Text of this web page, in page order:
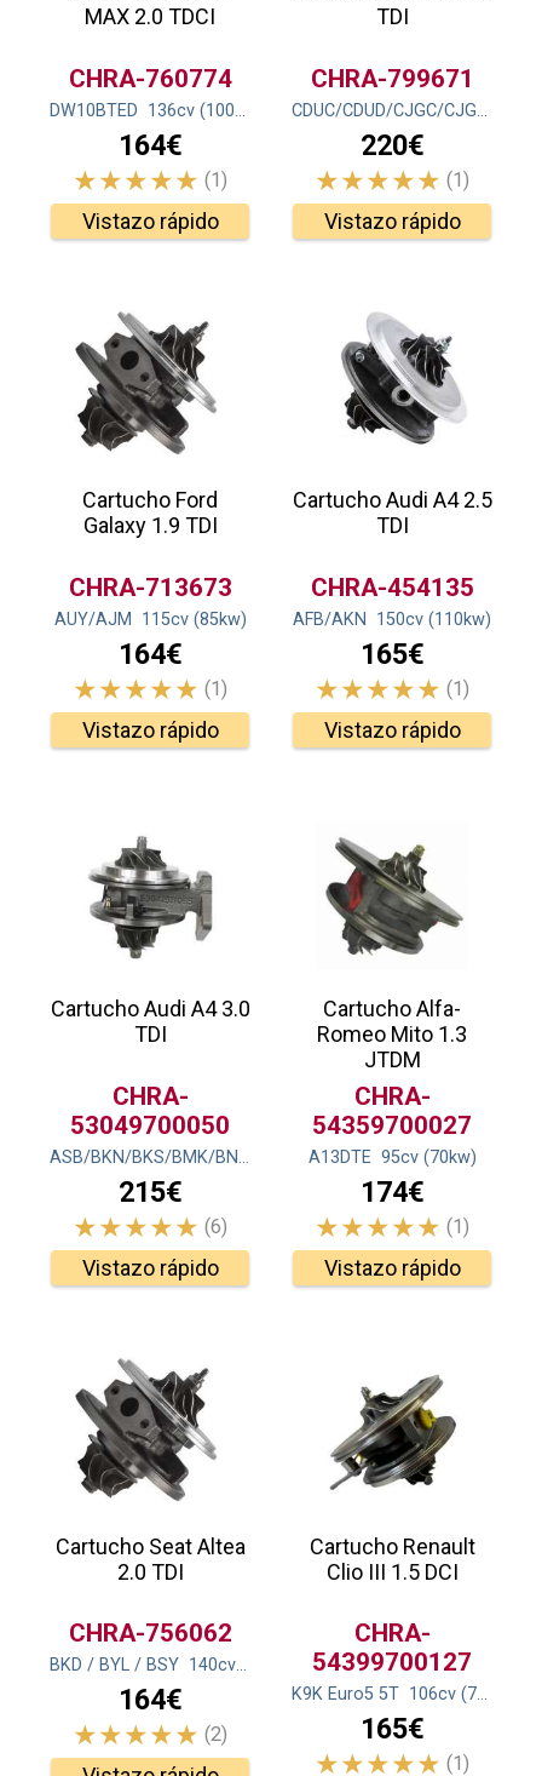
MAX 2.0 TDCI
CHRA-760774
DW10BTED 136cv (100kw
164€
(1)
Vistazo rápido
TDI
CHRA-799671
CDUC/CDUD/CJGC/CJGD/
220€
(1)
Vistazo rápido
Cartucho Ford
Galaxy 1.9 TDI
CHRA-713673
AUY/AJM 115cv (85kw)
164€
(1)
Vistazo rápido
Cartucho Audi A4 2.5
TDI
CHRA-454135
AFB/AKN 150cv (110kw)
165€
(1)
Vistazo rápido
Cartucho Audi A4 3.0
TDI
CHRA-
53049700050
ASB/BKN/BKS/BMK/BNG/ cv (150kw )
215€
(6)
Vistazo rápido
Cartucho Alfa-
Romeo Mito 1.3
JTDM
CHRA-
54359700027
A13DTE 95cv (70kw)
174€
(1)
Vistazo rápido
Cartucho Seat Altea
2.0 TDI
CHRA-756062
BKD / BYL / BSY 140cv (103
164€
(2)
Cartucho Renault
Clio III 1.5 DCI
CHRA-
54399700127
K9K Euro5 5T 106cv (78
165€
(1)